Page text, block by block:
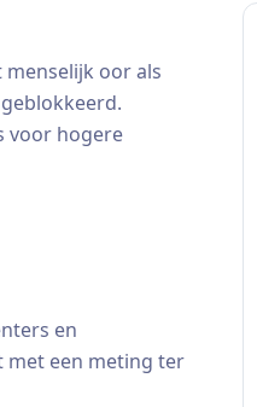
oor als
voor hogere
en
met een meting ter